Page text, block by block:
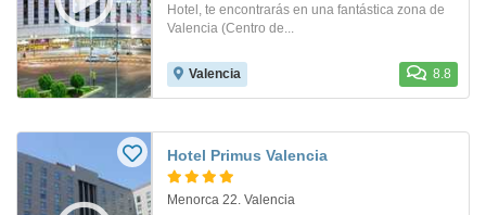
Hotel, te encontrarás en una fantástica zona de
Valencia (Centro de...
Valencia 8.8
Hotel Primus Valencia
Menorca 22. Valencia